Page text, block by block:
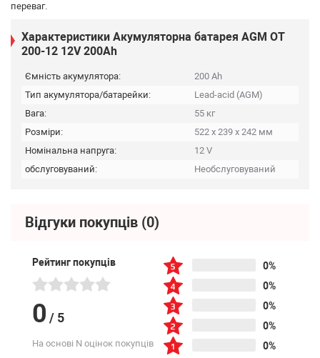
переваг.
Характеристики Акумуляторна батарея AGM OT
200-12 12V 200Ah
Ємність акумулятора:
200 Ah
Тип акумулятора/батарейки:
Lead-acid (AGM)
Вага:
55 кг
Розміри:
522 х 239 х 242 мм
Номінальна напруга:
12 V
обслуговуваний:
Необслуговуваний
Відгуки покупців (0)
Рейтинг покупців
0 / 5
На основі N оцінок покупців
0%
0%
0%
0%
0%